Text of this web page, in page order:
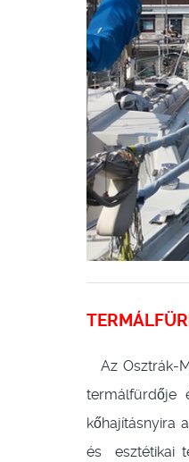
Az Osztrák-
termálfürdője
kőhajításnyira
és esztétikai